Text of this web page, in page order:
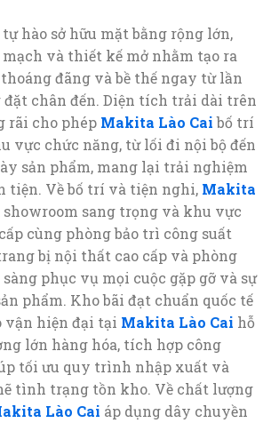
tự hào sở hữu mặt bằng rộng lớn,
và thiết kế mở nhằm tạo ra
đãng và bề thế ngay từ lần
chân đến. Diện tích trải dài trên
rãi cho phép Makita Lào Caibố trí
vực chức năng, từ lối đi nội bộ đến
sản phẩm, mang lại trải nghiệm
tiện. Về bố trí và tiện nghi, Makita
sang trọng và khu vực
cùng phòng bảo trì công suất
bị nội thất cao cấp và phòng
phục vụ mọi cuộc gặp gỡ và sự
phẩm. Kho bãi đạt chuẩn quốc tế
vận hiện đại tại Makita Lào Cai hỗ
lớn hàng hóa, tích hợp công
tối ưu quy trình nhập xuất và
tình trạng tồn kho. Về chất lượng
Lào Cai áp dụng dây chuyền